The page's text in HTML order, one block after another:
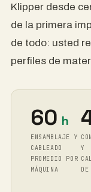
Klipper desde
de la primera
de todo: usted
perfiles de
60 h
ENSAMBLAJE Y
CABLEADO
PROMEDIO POR
MÁQUINA
Y